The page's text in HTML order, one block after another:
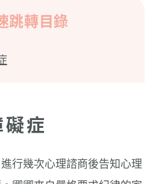
跳轉目錄
症
行幾次心理諮商後告知心理